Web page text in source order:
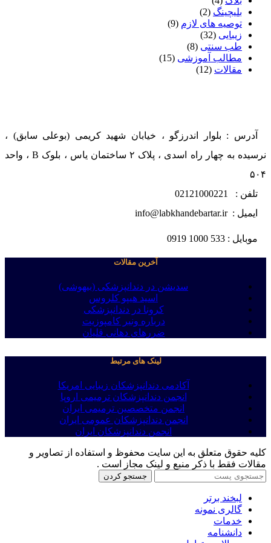
بلیچینگ (2)
توصیه های لازم (9)
زیبایی (32)
طب سنتی (8)
مطالب آموزشی (15)
مقالات (12)
آدرس : بلوار اندرزگو ، خیابان شهید کریمی (بوعلی سابق) ،
نرسیده به چهار راه اسدی ، پلاک ۲ ساختمان یاس ، بلوک B ، واحد
۵۰۴
تلفن : 02121000221
ایمیل : info@labkhandebartar.ir
موبایل : 533 1000 0919
آخرین مقالات
سدیشن در دندانپزشکی (بیهوشی)
اسید هیپو کلروس
کرونا در دندانپزشکی
درباره ونیر کامپوزیت
ضررهای دهانی قلیان
لینک های مرتبط
آکادمی دندانپزشکان زیبایی امریکا
انجمن دندانپزشکان ترمیمی اروپا
انجمن متخصصین ترمیمی ایران
انجمن دندانپزشکان عمومی ایران
انجمن دندانپزشکان ایران
کلیه حقوق متعلق به این سایت محفوظ و استفاده از تصاویر و
مقالات فقط با ذکر منبع و لینک مجاز است .
جستجو کردن
لبخند برتر
گالری نمونه
خدمات
دانشنامه